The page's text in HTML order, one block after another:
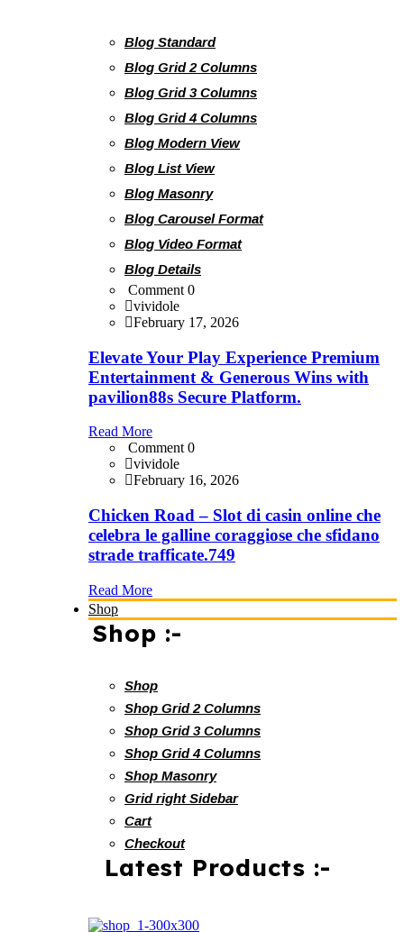
Blog Standard
Blog Grid 2 Columns
Blog Grid 3 Columns
Blog Grid 4 Columns
Blog Modern View
Blog List View
Blog Masonry
Blog Carousel Format
Blog Video Format
Blog Details
Comment 0
vividole
February 17, 2026
Elevate Your Play Experience Premium
Entertainment & Generous Wins with
pavilion88s Secure Platform.
Read More
Comment 0
vividole
February 16, 2026
Chicken Road – Slot di casin online che
celebra le galline coraggiose che sfidano
strade trafficate.749
Read More
Shop
Shop :-
Shop
Shop Grid 2 Columns
Shop Grid 3 Columns
Shop Grid 4 Columns
Shop Masonry
Grid right Sidebar
Cart
Checkout
Latest Products :-